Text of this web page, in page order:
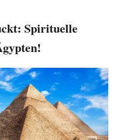
Spirituelle